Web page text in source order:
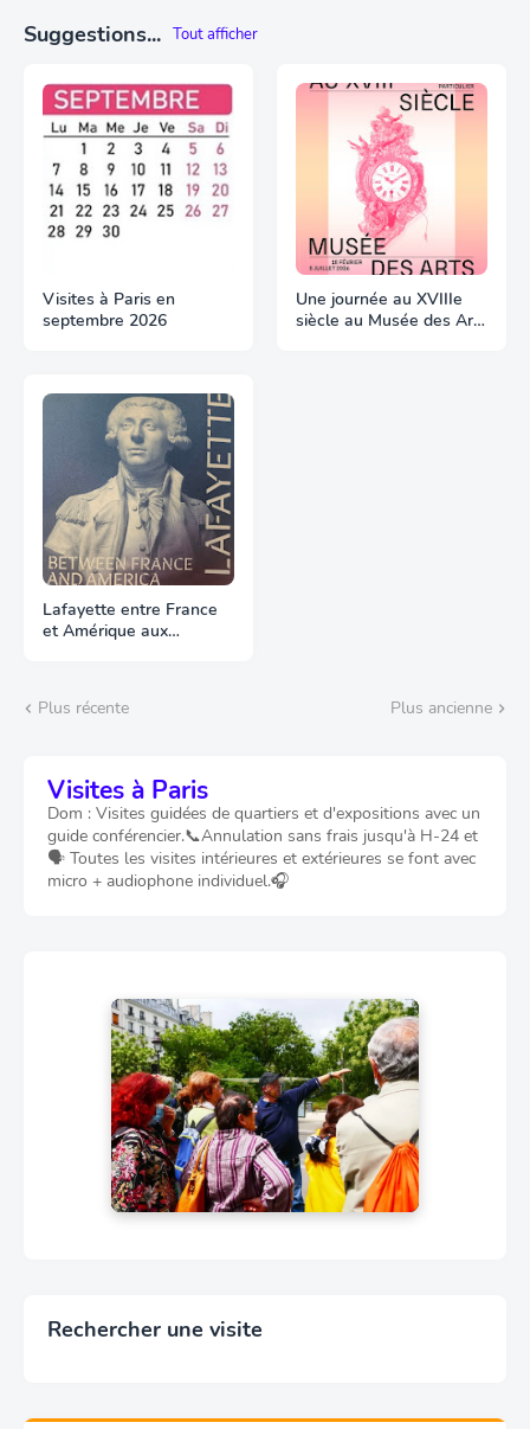
Suggestions... Tout afficher
Visites à Paris en
septembre 2026
Une journée au XVIIIe
siècle au Musée des Arts
Lafayette entre France
et Amérique aux
Plus récente Plus ancienne
Visites à Paris
Dom : Visites guidées de quartiers et d'expositions avec un
guide conférencier.📞Annulation sans frais jusqu'à H-24 et
🗣️ Toutes les visites intérieures et extérieures se font avec
micro + audiophone individuel.🎧
Rechercher une visite